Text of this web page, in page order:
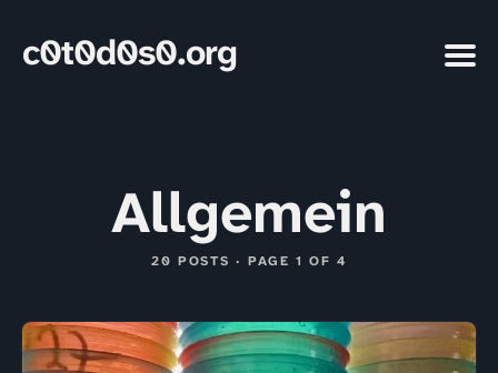
c0t0d0s0.org
Allgemein
20 POSTS · PAGE 1 OF 4